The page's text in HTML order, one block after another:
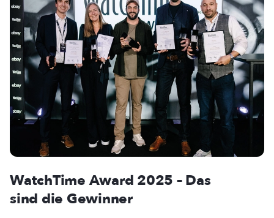
WatchTime Award 2025 – Das
sind die Gewinner